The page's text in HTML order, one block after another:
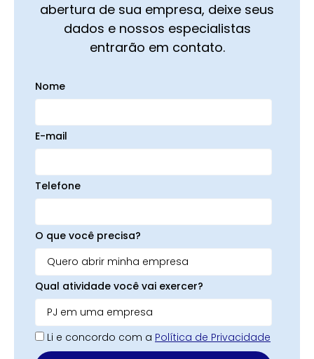
abertura de sua empresa, deixe seus
dados e nossos especialistas
entrarão em contato.
Nome
E-mail
Telefone
O que você precisa?
Qual atividade você vai exercer?
Li e concordo com a Política de Privacidade